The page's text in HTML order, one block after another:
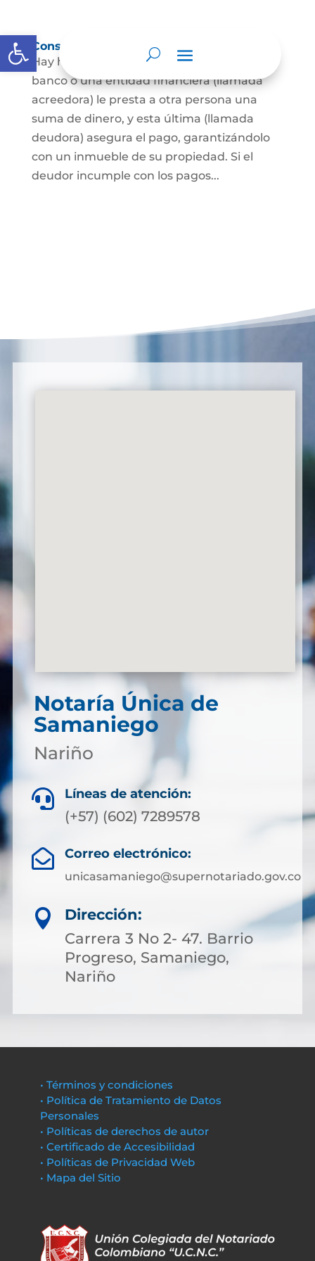
Abrir barra de herramientas
Constitución de hipoteca
Hay hipoteca cuando una persona, o un
banco o una entidad financiera (llamada
acreedora) le presta a otra persona una
suma de dinero, y esta última (llamada
deudora) asegura el pago, garantizándolo
con un inmueble de su propiedad. Si el
deudor incumple con los pagos...
Notaría Única de
Samaniego
Nariño
 Líneas de atención:
(+57) (602) 7289578
 Correo electrónico:
unicasamaniego@supernotariado.gov.co

Dirección:
Carrera 3 No 2- 47. Barrio
Progreso, Samaniego,
Nariño
• Términos y condiciones
• Política de Tratamiento de Datos
Personales
• Políticas de derechos de autor
• Certificado de Accesibilidad
• Políticas de Privacidad Web
• Mapa del Sitio